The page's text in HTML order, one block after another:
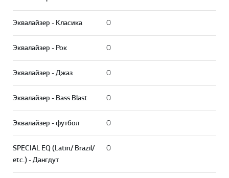
Эквалайзер - Класика O
Эквалайзер - Рок O
Эквалайзер - Джаз O
Эквалайзер - Bass Blast O
Эквалайзер - футбол O
SPECIAL EQ (Latin/ Brazil/
etc.) - Дангдут
O